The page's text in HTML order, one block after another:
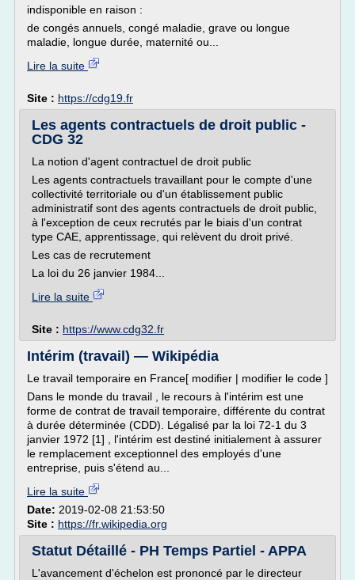
indisponible en raison :
de congés annuels, congé maladie, grave ou longue
maladie, longue durée, maternité ou...
Lire la suite
Site : https://cdg19.fr
Les agents contractuels de droit public -
CDG 32
La notion d'agent contractuel de droit public
Les agents contractuels travaillant pour le compte d'une
collectivité territoriale ou d'un établissement public
administratif sont des agents contractuels de droit public,
à l'exception de ceux recrutés par le biais d'un contrat
type CAE, apprentissage, qui relèvent du droit privé.
Les cas de recrutement
La loi du 26 janvier 1984...
Lire la suite
Site : https://www.cdg32.fr
Intérim (travail) — Wikipédia
Le travail temporaire en France[ modifier | modifier le code ]
Dans le monde du travail , le recours à l'intérim est une
forme de contrat de travail temporaire, différente du contrat
à durée déterminée (CDD). Légalisé par la loi 72-1 du 3
janvier 1972 [1] , l'intérim est destiné initialement à assurer
le remplacement exceptionnel des employés d'une
entreprise, puis s'étend au...
Lire la suite
Date: 2019-02-08 21:53:50
Site : https://fr.wikipedia.org
Statut Détaillé - PH Temps Partiel - APPA
L'avancement d'échelon est prononcé par le directeur